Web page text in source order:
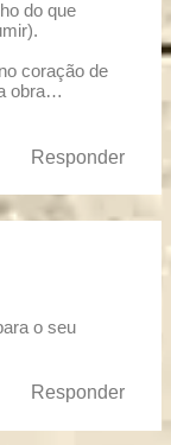
do que
coração de
obra…
Responder
o seu
Responder